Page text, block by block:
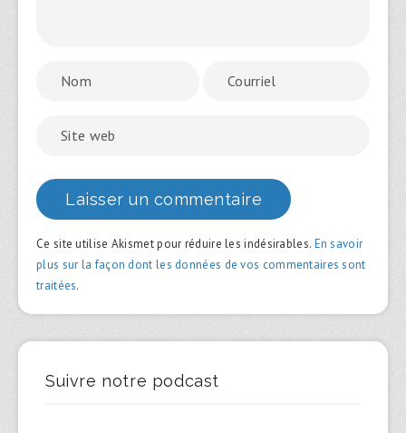
Ce site utilise Akismet pour réduire les indésirables. En savoir
plus sur la façon dont les données de vos commentaires sont
traitées.
Suivre notre podcast